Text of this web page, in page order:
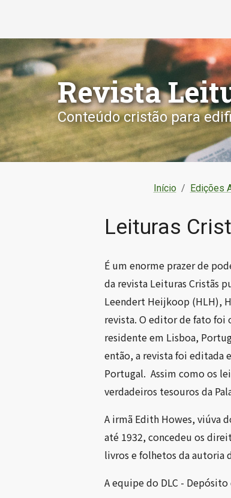
Revista
Conteúdo cristão para
Início / Edições
Leituras
É um enorme prazer de
da revista Leituras Cristãs
Leendert Heijkoop (HLH),
revista. O editor de fato foi
residente em Lisboa,
então, a revista foi editada
Portugal. Assim como os
verdadeiros tesouros da
A irmã Edith Howes, viúva
até 1932, concedeu os
livros e folhetos da autoria
A equipe do DLC -